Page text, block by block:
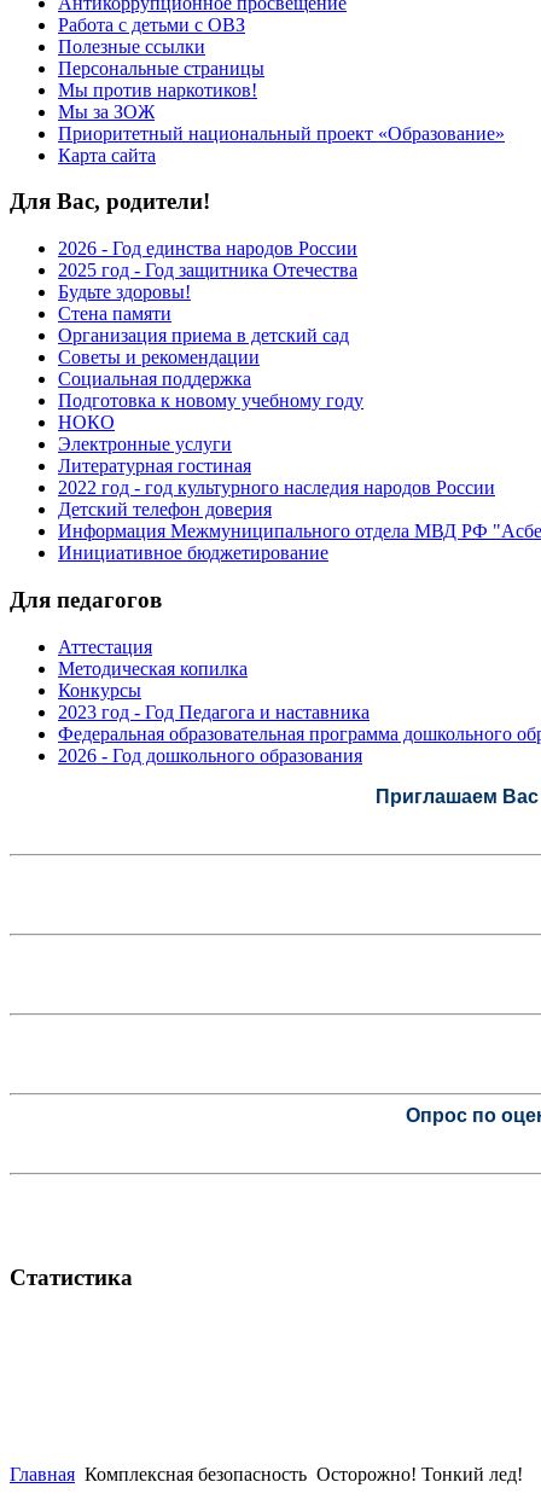
Работа с детьми с ОВЗ
Полезные ссылки
Персональные страницы
Мы против наркотиков!
Мы за ЗОЖ
Приоритетный национальный проект «Образование»
Карта сайта
Для Вас, родители!
2026 - Год единства народов России
2025 год - Год защитника Отечества
Будьте здоровы!
Стена памяти
Организация приема в детский сад
Советы и рекомендации
Социальная поддержка
Подготовка к новому учебному году
НОКО
Электронные услуги
Литературная гостиная
2022 год - год культурного наследия народов России
Детский телефон доверия
Информация Межмуниципального отдела МВД РФ
Инициативное бюджетирование
Для педагогов
Аттестация
Методическая копилка
Конкурсы
2023 год - Год Педагога и наставника
Федеральная образовательная программа дошкольного
2026 - Год дошкольного образования
Приглашаем Вас
Опрос по
Статистика
Главная Комплексная безопасность Осторожно! Тонкий лед!